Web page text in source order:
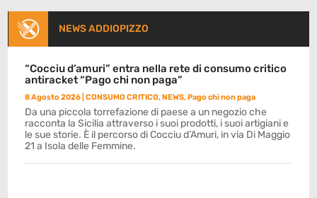
NEWS ADDIOPIZZO
“Cocciu d’amuri” entra nella rete di consumo critico
antiracket “Pago chi non paga”
8 Agosto 2026 |CONSUMO CRITICO,NEWS,Pago chi non paga
Da una piccola torrefazione di paese a un negozio che
racconta la Sicilia attraverso i suoi prodotti, i suoi artigiani e
le sue storie. È il percorso di Cocciu d’Amuri, in via Di Maggio
21 a Isola delle Femmine.